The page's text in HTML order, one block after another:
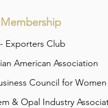
Exporters Club
American Association
Council for
& Opal Industry